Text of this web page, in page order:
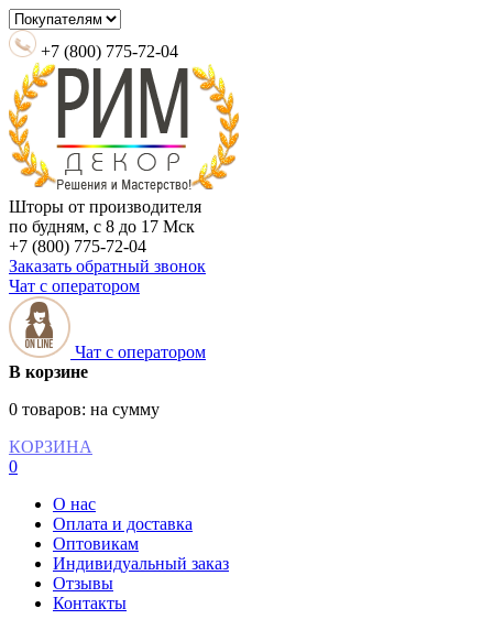
+7 (800) 775-72-04
Шторы от производителя
по будням, с 8 до 17 Мск
+7 (800) 775-72-04
Заказать обратный звонок
Чат с оператором
Чат с оператором
В корзине
0 товаров: на сумму
КОРЗИНА
0
О нас
Оплата и доставка
Оптовикам
Индивидуальный заказ
Отзывы
Контакты